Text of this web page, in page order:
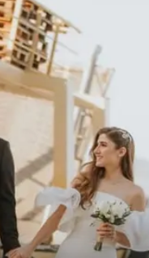
Bakım
Sağlık Haberleri
Spor Malzemeleri
Kültür